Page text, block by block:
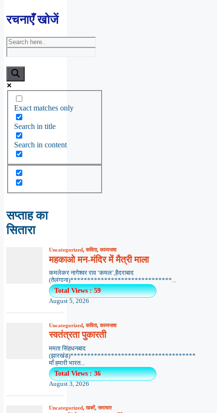
रचनाएँ खोजें
Exact matches only
Search in title
Search in content
सप्ताह का
सितारा
Uncategorized,कविता,काव्यभाषा
महकाओ मन-मंदिर में मैत्री माला
कमलेकर नागेश्वर राव ‘कमल’,हैदराबाद
(तेलंगाना)******************************...
Total Views : 59
August 5, 2026
Uncategorized,कविता,काव्यभाषा
स्वतंत्रता पुकारती
ममता सिंहधनबाद
(झारखंड)*************************************
माँ हमारी भारत...
Total Views : 36
August 3, 2026
Uncategorized,खबरें,समाचार